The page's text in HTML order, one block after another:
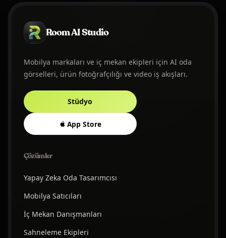
Room AI Studio
Mobilya markaları ve iç mekan ekipleri için AI oda
görselleri, ürün fotoğrafçılığı ve video iş akışları.
Stüdyo
App Store
Çözümler
Yapay Zeka Oda Tasarımcısı
Mobilya Satıcıları
İç Mekan Danışmanları
Sahneleme Ekipleri